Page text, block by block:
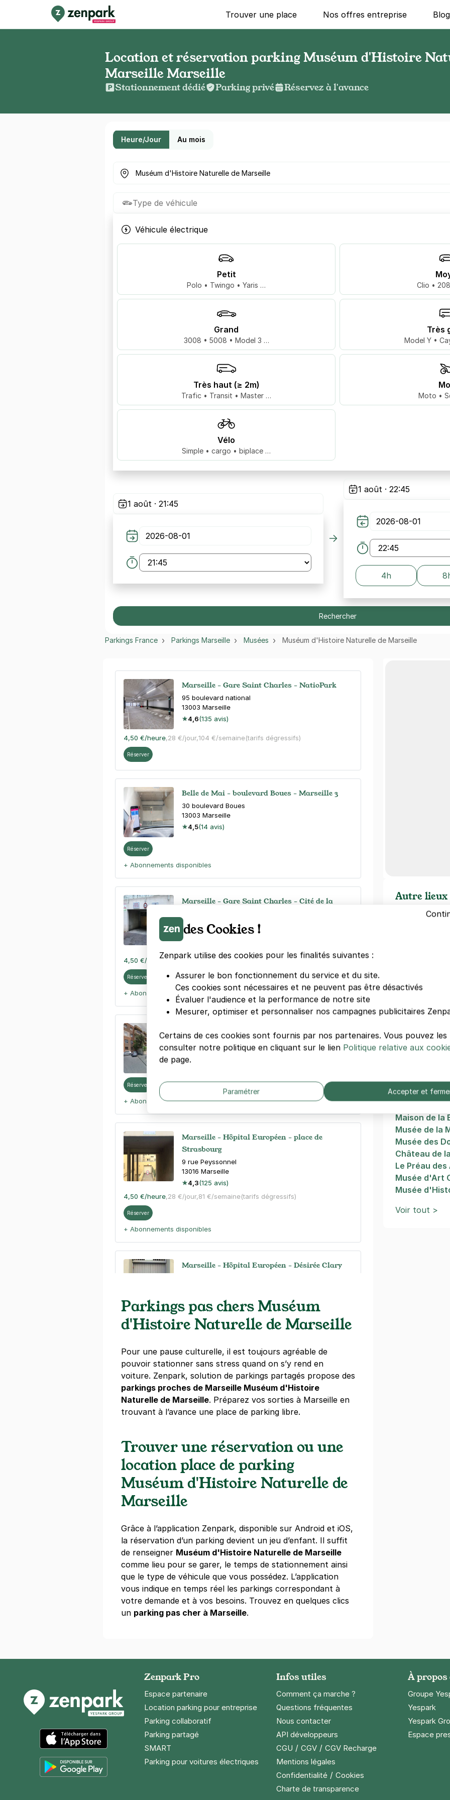
Trouver une place Nos offres entreprise Blog
Location et réservation parking Muséum d'Histoire
Marseille Marseille
Stationnement dédié Parking privé Réservez à l'avance
Heure/Jour Au mois
Où cherchez-vous un parking ?
Type de véhicule
Véhicule électrique
Petit
Polo • Twingo • Yaris … Clio •
Grand
3008 • 5008 • Model 3 …
Très
Model Y •
Très haut (≥ 2m)
Trafic • Transit • Master … Moto •
Vélo
Simple • cargo • biplace …
1 août · 21:45
1 août · 22:45
4h
Rechercher
Parkings France Parkings Marseille Musées Muséum d'Histoire Naturelle de Marseille
Marseille - Gare Saint Charles - NatioPark
95 boulevard national
13003 Marseille
4,6(135 avis)
4,50 €/heure,28 €/jour,104 €/semaine(tarifs dégressifs)
Réserver
Belle de Mai - boulevard Boues - Marseille 3
30 boulevard Boues
13003 Marseille
4,5(14 avis)
Réserver
+ Abonnements disponibles
Marseille - Gare Saint Charles - Cité de la
7 rue Jean-Baptiste Fortune Lavastre
13001Marseille
4,50 €/heure,28 €/jour,81 €/semaine(tarifs dégressifs)
Réserver
+ Abonnements disponibles
16 rue Mathieu Stilatti
13003Marseille
4,1
Réserver
+ Abonnements disponibles
Marseille - Hôpital Européen - place de
Strasbourg
9 rue Peyssonnel
13016 Marseille
4,3(125 avis)
4,50 €/heure,28 €/jour,81 €/semaine(tarifs dégressifs)
Réserver
+ Abonnements disponibles
Marseille - Hôpital Européen - Désirée Clary
(218 avis)
Réserver
Marseille - Villette - Roger Salengro
7 rue André Chamson
13003Marseille
Réserver
+ Abonnements disponibles
21 rue Edouard Vaillant
3,8(4 avis)
51 €/jour,353 €/semaine (tarifs dégressifs)
Réserver
+ Abonnements disponibles
Marseille - Hôpital de la Timone - Studéa
Marseille - Arenc - Appart'City
120 rue de Ruffi
4,4(234 avis)
(tarifs dégressifs)
Parkings pas chers Muséum
d'Histoire Naturelle de Marseille
Pour une pause culturelle, il est toujours agréable de
pouvoir stationner sans stress quand on s’y rend en
voiture. Zenpark, solution de parkings partagés propose des
parkings proches de Marseille Muséum d'Histoire
Naturelle de Marseille. Préparez vos sorties à Marseille en
trouvant à l’avance une place de parking libre.
Trouver une réservation ou une
location place de parking
Muséum d'Histoire Naturelle de
Marseille
Grâce à l’application Zenpark, disponible sur Android et iOS,
la réservation d’un parking devient un jeu d’enfant. Il suffit
de renseigner Muséum d'Histoire Naturelle de Marseille
comme lieu pour se garer, le temps de stationnement ainsi
que le type de véhicule que vous possédez. L’application
vous indique en temps réel les parkings correspondant à
votre demande et à vos besoins. Trouvez en quelques clics
un parking pas cher à Marseille.
Autre lieux
Église Saint-
Muséum
Musée des
Autres
Musée
Musée des
Maison de la
Musée de la
Musée des
Château de
Le Préau
Musée d'Art
Musée
Voir tout >
App Store
Zenpark Pro
Espace partenaire
Location parking pour entreprise
Parking collaboratif
Parking partagé
SMART
Parking pour voitures électriques
Infos utiles
Comment ça marche ?
Questions fréquentes
Nous contacter
API développeurs
CGU / CGV/ CGV Recharge
Mentions légales
Confidentialité/ Cookies
Charte de transparence
À propos
Groupe
Yespark
Yespark
Espace
des Cookies !
Zenpark utilise des cookies pour les finalités suivantes :
Assurer le bon fonctionnement du service et du site.
Ces cookies sont nécessaires et ne peuvent pas être désactivés
Évaluer l'audience et la performance de notre site
Mesurer, optimiser et personnaliser nos campagnes publicitaires
Certains de ces cookies sont fournis par nos partenaires. Vous pouvez
consulter notre politique en cliquant sur le lien Politique relative aux
de page.
Paramétrer Accepter et